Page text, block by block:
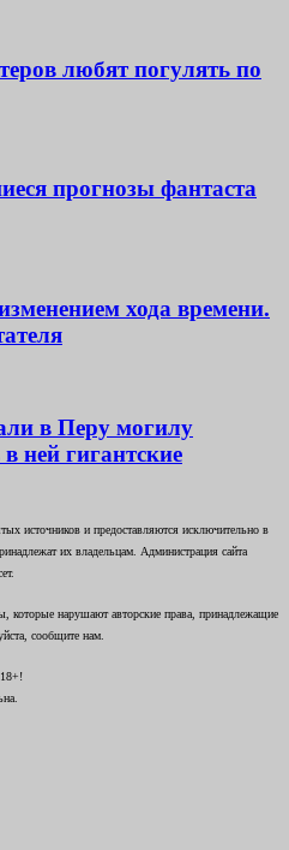
любят погулять по
прогнозы фантаста
хода времени.
в Перу могилу
ней гигантские
источников и предоставляются исключительно в
их владельцам. Администрация сайта
которые нарушают авторские права, принадлежащие
сообщите нам.